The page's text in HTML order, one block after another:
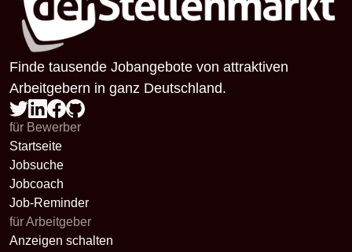
Finde tausende Jobangebote von attraktiven
Arbeitgebern in ganz Deutschland.
für Bewerber
Startseite
Jobsuche
Jobcoach
Job-Reminder
für Arbeitgeber
Anzeigen schalten